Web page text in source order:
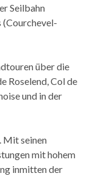
Seilbahn
(Courchevel-
über die
Roselend, Col de
und in der
Mit seinen
mit hohem
inmitten der